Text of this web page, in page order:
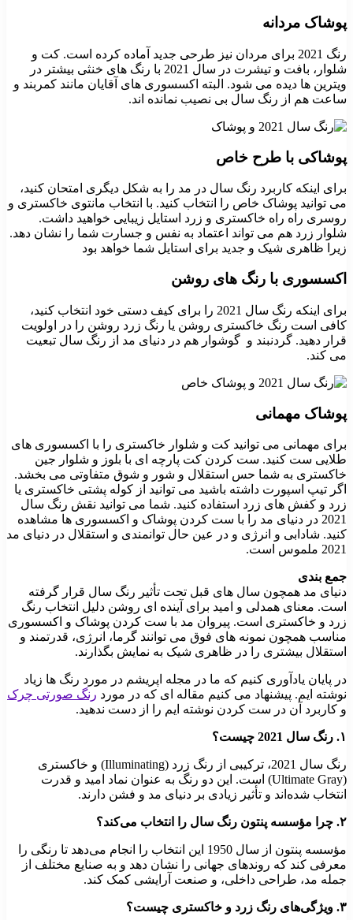
پوشاک مردانه
رنگ 2021 برای مردان نیز طرحی جدید آماده کرده است. کت و
شلوار، بافت و تیشرت در سال 2021 با رنگ های خنثی بیشتر در
ویترین ها دیده می شود. البته اکسسوری های آقایان مانند کمربند و
ساعت هم از رنگ سال بی نصیب نمانده اند.
پوشاکی با طرح خاص
برای اینکه کاربرد رنگ سال در مد را به شکل دیگری امتحان کنید،
می توانید پوشاک خاص را انتخاب کنید. با انتخاب مانتوی خاکستری و
روسری راه راه خاکستری و زرد استایل زیبایی خواهید داشت.
شلوار زرد هم می تواند اعتماد به نفس و جسارت شما را نشان دهد.
زیرا ظاهری شیک و جدید برای استایل شما خواهد بود
اکسسوری با رنگ های روشن
برای اینکه رنگ سال 2021 را برای کیف دستی خود انتخاب کنید،
کافی است رنگ خاکستری روشن یا رنگ زرد روشن را در اولویت
قرار دهید. گردنبند و گوشوار هم در دنیای مد از رنگ سال تبعیت
می کند.
پوشاک مهمانی
برای مهمانی می توانید کت و شلوار خاکستری را با اکسسوری های
طلایی ست کنید. ست کردن کت پارچه ای با بلوز و شلوار جین
خاکستری به شما حس استقلال و شور و شوق متفاوتی می بخشد.
اگر تیپ اسپورت داشته باشید می توانید از کوله پشتی خاکستری یا
زرد و کفش های زرد استفاده کنید. شما می توانید نقش رنگ سال
2021 در دنیای مد را با ست کردن پوشاک و اکسسوری ها مشاهده
کنید. شادابی و انرژی و در عین حال توانمندی و استقلال در دنیای مد
2021 ملموس است.
جمع بندی
دنیای مد همچون سال های قبل تحت تأثیر رنگ سال قرار گرفته
است. معنای همدلی و امید برای آینده ای روشن دلیل انتخاب رنگ
زرد و خاکستری است. پیروان مد با ست کردن پوشاک و اکسسوری
مناسب همچون نمونه های فوق می توانند گرما، انرژی، قدرتمند و
استقلال بیشتری را در ظاهری شیک به نمایش بگذارند.
در پایان یادآوری کنیم که ما در مجله اپریشم در مورد رنگ ها زیاد
نوشته ایم. پیشنهاد می کنیم مقاله ای که در مورد رنگ صورتی چرک
و کاربرد آن در ست کردن نوشته ایم را از دست ندهید.
۱. رنگ سال 2021 چیست؟
رنگ سال 2021، ترکیبی از رنگ زرد (Illuminating) و خاکستری
(Ultimate Gray) است. این دو رنگ به عنوان نماد امید و قدرت
انتخاب شده‌اند و تأثیر زیادی بر دنیای مد و فشن دارند.
۲. چرا مؤسسه پنتون رنگ سال را انتخاب می‌کند؟
مؤسسه پنتون از سال 1950 این انتخاب را انجام می‌دهد تا رنگی را
معرفی کند که روندهای جهانی را نشان دهد و به صنایع مختلف از
جمله مد، طراحی داخلی، و صنعت آرایشی کمک کند.
۳. ویژگی‌های رنگ زرد و خاکستری چیست؟